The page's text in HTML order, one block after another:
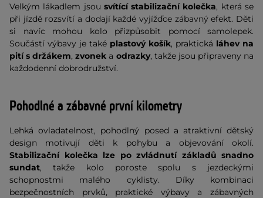
Velkým lákadlem jsou svítící stabilizační kolečka, která se
při jízdě rozsvítí a dodají každé vyjížďce zábavný efekt. Děti
si navíc mohou kolo přizpůsobit pomocí samolepek.
Součástí výbavy je také plastový košík, praktická láhev na
pití s držákem,zvonek a odrazky, takže jsou připraveny na
každodenní dobrodružství.
Pohodlné a zábavné první kilometry
Lehká ovladatelnost, pohodlný posed a atraktivní dětský
design motivují děti k pohybu a objevování okolí.
Stabilizační kolečka lze po zvládnutí základů snadno
sundat, takže kolo poroste spolu s jezdeckými
schopnostmi malého cyklisty. Díky kombinaci
bezpečnostních prvků, praktické výbavy a zábavných